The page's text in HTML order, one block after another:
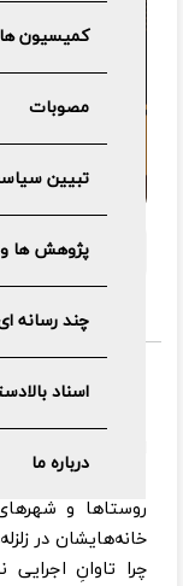
کمیسیون ها
مصوبات
تبیین
پژوهش ها و
چند رسانه
اسناد
درباره ما
دکتر فریبرز
سؤالی که پس از
است که آیا اگر
می‌شد باز هم
روستاها و
خانه‌هایشان در
چرا تاوانِ